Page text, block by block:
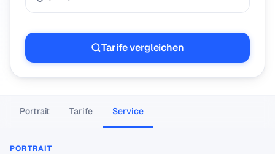
Tarife vergleichen
Portrait Tarife Service
PORTRAIT